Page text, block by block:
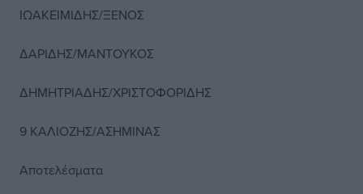
ΙΩΑΚΕΙΜΙΔΗΣ/ΞΕΝΟΣ
ΔΑΡΙΔΗΣ/ΜΑΝΤΟΥΚΟΣ
ΔΗΜΗΤΡΙΑΔΗΣ/ΧΡΙΣΤΟΦΟΡΙΔΗΣ
9 ΚΑΛΙΟΖΗΣ/ΑΣΗΜΙΝΑΣ
Αποτελέσματα